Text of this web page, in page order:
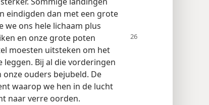
eindigden dan met een grote
we ons hele lichaam plus
en onze grote poten
moesten uitsteken om het
Bij al die vorderingen
ouders bejubeld. De
waarop we hen in de lucht
naar verre oorden.